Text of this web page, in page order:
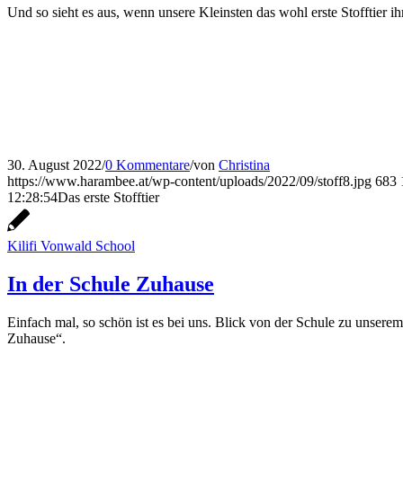
Und so sieht es aus, wenn unsere Kleinsten das wohl erste Stofftier
30. August 2022/0 Kommentare/von Christina
https://www.harambee.at/wp-content/uploads/2022/09/stoff8.jpg 683
12:28:54Das erste Stofftier
Kilifi Vonwald School
In der Schule Zuhause
Einfach mal, so schön ist es bei uns. Blick von der Schule zu
Zuhause“.